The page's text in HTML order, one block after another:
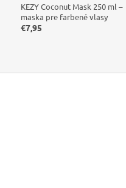
KEZY Coconut Mask 250 ml –
maska pre farbené vlasy
€7,95